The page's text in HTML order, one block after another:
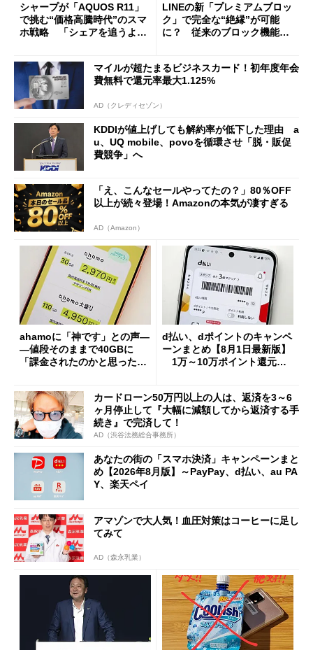
シャープが「AQUOS R11」
で挑む“価格高騰時代”のスマ
ホ戦略 「シェアを追うより
LINEの新「プレミアムブロッ
ク」で完全な“絶縁”が可能
に？ 従来のブロック機能と
マイルが超たまるビジネスカード！初年度年会
費無料で還元率最大1.125%
AD（クレディセゾン）
KDDIが値上げしても解約率が低下した理由 a
u、UQ mobile、povoを循環させ「脱・販促
費競争」へ
「え、こんなセールやってたの？」80％OFF
以上が続々登場！Amazonの本気が凄すぎる
AD（Amazon）
ahamoに「神です」との声―
―値段そのままで40GBに
「課金されたのかと思った」
d払い、dポイントのキャンペ
ーンまとめ【8月1日最新版】
1万～10万ポイント還元の
カードローン50万円以上の人は、返済を3～6
ヶ月停止して『大幅に減額してから返済する手
続き』で完済して！
AD（渋谷法務総合事務所）
あなたの街の「スマホ決済」キャンペーンまと
め【2026年8月版】～PayPay、d払い、au PA
Y、楽天ペイ
アマゾンで大人気！血圧対策はコーヒーに足し
てみて
AD（森永乳業）